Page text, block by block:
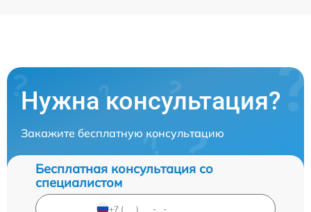
Нужна консультация?
Закажите бесплатную консультацию
Бесплатная консультация со
специалистом